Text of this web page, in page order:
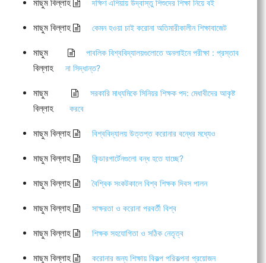
মাছুম বিল্লাহ দক্ষিণ এশিয়ায় উদ্বাস্তু শিশুদের শিক্ষা নিয়ে বই
মাছুম বিল্লাহ কেমন হওয়া চাই করোনা অতিমারীকালীন শিক্ষাবাজেট
মাছুম
বিল্লাহ
পাবলিক বিশ্ববিদ্যালয়গুলোতে অনলাইনে পরীক্ষা : প্রস্তাব
না সিদ্ধান্ত?
মাছুম
বিল্লাহ
সরকারি মাধ্যমিকে সিনিয়র শিক্ষক পদ: মেধাবীদের আকৃষ্ট
করবে
মাছুম বিল্লাহ বিশ্ববিদ্যালয় উত্তপ্ত করোনার বন্ধের মধ্যেও
মাছুম বিল্লাহ কিন্ডারগার্টেনগুলো বন্ধ হতে যাচ্ছে?
মাছুম বিল্লাহ বৈশ্বিক সংকটকালে বিশ্ব শিক্ষক দিবস পালন
মাছুম বিল্লাহ সাক্ষরতা ও করোনা পরবর্তী বিশ্ব
মাছুম বিল্লাহ শিক্ষক সহযোগিতা ও সঠিক নেতৃত্ব
মাছুম বিল্লাহ করোনার জন্য শিক্ষায় বিকল্প পরিকল্পনা প্রয়োজন